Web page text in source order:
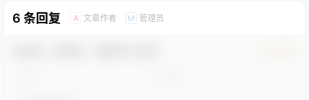
6 条回复 A 文章作者 M 管理员